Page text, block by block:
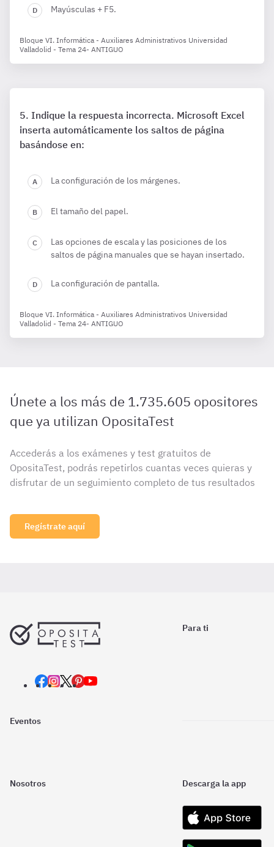
Mayúsculas + F5.
Bloque VI. Informática - Auxiliares Administrativos Universidad
Valladolid - Tema 24- ANTIGUO
Indique la respuesta incorrecta. Microsoft Excel
inserta automáticamente los saltos de página
basándose en:
La configuración de los márgenes.
El tamaño del papel.
Las opciones de escala y las posiciones de los
saltos de página manuales que se hayan insertado.
La configuración de pantalla.
Bloque VI. Informática - Auxiliares Administrativos Universidad
Valladolid - Tema 24- ANTIGUO
Únete a los más de 1.735.605 opositores
que ya utilizan OpositaTest
Accederás a los exámenes y test gratuitos de
OpositaTest, podrás repetirlos cuantas veces quieras y
disfrutar de un seguimiento completo de tus resultados
Regístrate aquí
Para ti
Eventos
Nosotros Descarga la app